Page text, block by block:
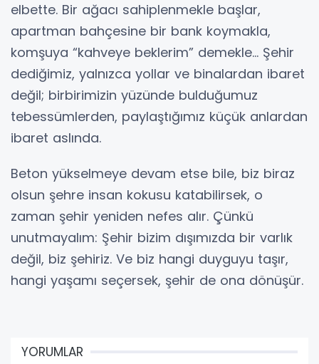
elbette. Bir ağacı sahiplenmekle başlar,
apartman bahçesine bir bank koymakla,
komşuya “kahveye beklerim” demekle… Şehir
dediğimiz, yalnızca yollar ve binalardan ibaret
değil; birbirimizin yüzünde bulduğumuz
tebessümlerden, paylaştığımız küçük anlardan
ibaret aslında.
Beton yükselmeye devam etse bile, biz biraz
olsun şehre insan kokusu katabilirsek, o
zaman şehir yeniden nefes alır. Çünkü
unutmayalım: Şehir bizim dışımızda bir varlık
değil, biz şehiriz. Ve biz hangi duyguyu taşır,
hangi yaşamı seçersek, şehir de ona dönüşür.
YORUMLAR